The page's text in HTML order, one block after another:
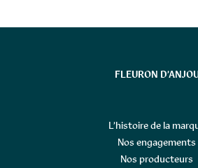
FLEURON
L’histoire de la
Nos engagements
Nos producteurs